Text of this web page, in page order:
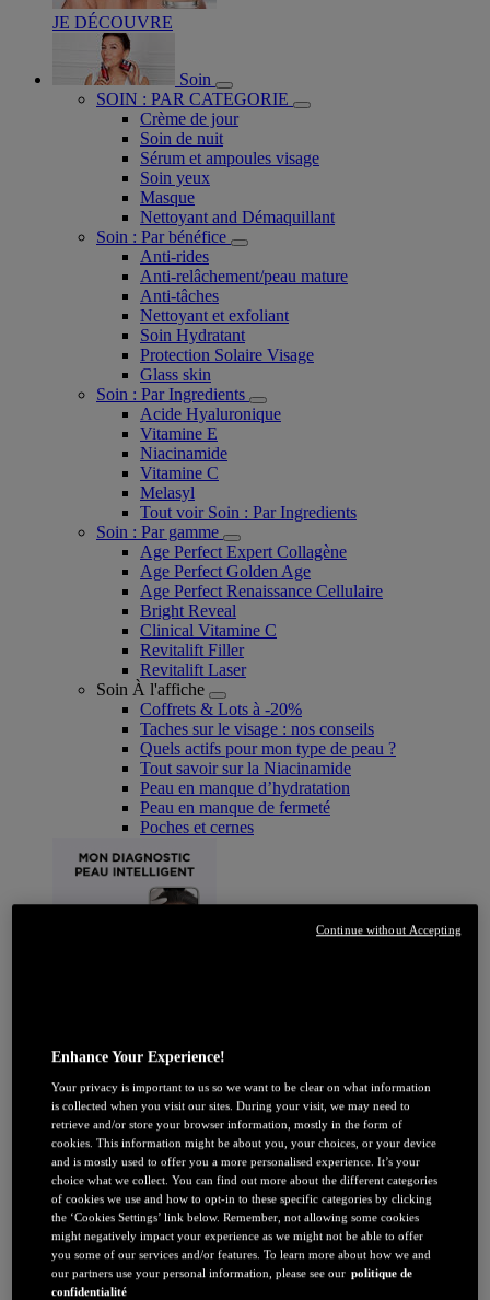
JE DÉCOUVRE
Soin
SOIN : PAR CATEGORIE
Crème de jour
Soin de nuit
Sérum et ampoules visage
Soin yeux
Masque
Nettoyant and Démaquillant
Soin : Par bénéfice
Anti-rides
Anti-relâchement/peau mature
Anti-tâches
Nettoyant et exfoliant
Soin Hydratant
Protection Solaire Visage
Glass skin
Soin : Par Ingredients
Acide Hyaluronique
Vitamine E
Niacinamide
Vitamine C
Melasyl
Tout voir Soin : Par Ingredients
Soin : Par gamme
Age Perfect Expert Collagène
Age Perfect Golden Age
Age Perfect Renaissance Cellulaire
Bright Reveal
Clinical Vitamine C
Revitalift Filler
Revitalift Laser
Soin À l'affiche
Coffrets & Lots à -20%
Taches sur le visage : nos conseils
Quels actifs pour mon type de peau ?
Tout savoir sur la Niacinamide​
Peau en manque d’hydratation
Peau en manque de fermeté
Poches et cernes
Par couleur
Blonde
Châtain
Brune / Noire
Rousse / Auburn
Eclaircissant
Tie & dye et balayage
Retouche racines
Flashy
Par durée
Enhance Your Experience!
Your privacy is important to us so we want to be clear on what information
is collected when you visit our sites. During your visit, we may need to
retrieve and/or store your browser information, mostly in the form of
cookies. This information might be about you, your choices, or your device
and is mostly used to offer you a more personalised experience. It’s your
choice what we collect. You can find out more about the different categories
of cookies we use and how to opt-in to these specific categories by clicking
the ‘Cookies Settings’ link below. Remember, not allowing some cookies
might negatively impact your experience as we might not be able to offer
you some of our services and/or features. To learn more about how we and
our partners use your personal information, please see our politique de
confidentialité
Continue without Accepting